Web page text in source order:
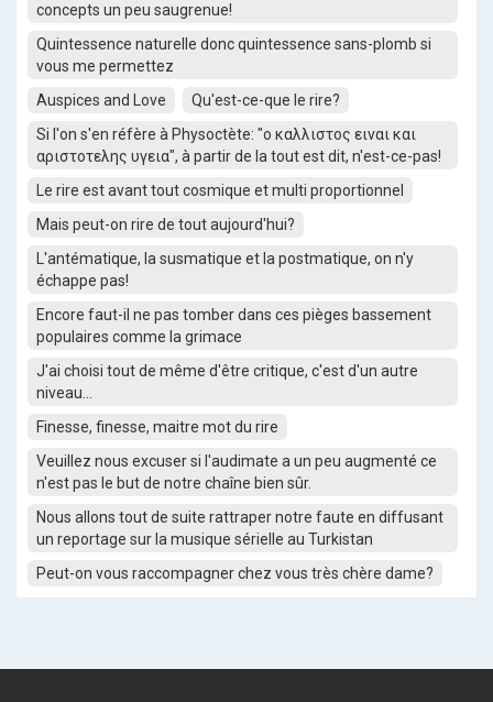
concepts un peu saugrenue!
Quintessence naturelle donc quintessence sans-plomb si
vous me permettez
Auspices and Love
Qu'est-ce-que le rire?
Si l'on s'en réfère à Physoctète: "ο καλλιστος ειναι και
αριστοτελης υγεια", à partir de la tout est dit, n'est-ce-pas!
Le rire est avant tout cosmique et multi proportionnel
Mais peut-on rire de tout aujourd'hui?
L'antématique, la susmatique et la postmatique, on n'y
échappe pas!
Encore faut-il ne pas tomber dans ces pièges bassement
populaires comme la grimace
J'ai choisi tout de même d'être critique, c'est d'un autre
niveau...
Finesse, finesse, maitre mot du rire
Veuillez nous excuser si l'audimate a un peu augmenté ce
n'est pas le but de notre chaîne bien sûr.
Nous allons tout de suite rattraper notre faute en diffusant
un reportage sur la musique sérielle au Turkistan
Peut-on vous raccompagner chez vous très chère dame?